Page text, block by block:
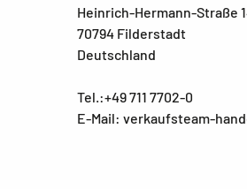
Heinrich-Hermann-Straße
70794 Filderstadt
Deutschland
Tel.:+49 711 7702-0
E-Mail: verkaufsteam-